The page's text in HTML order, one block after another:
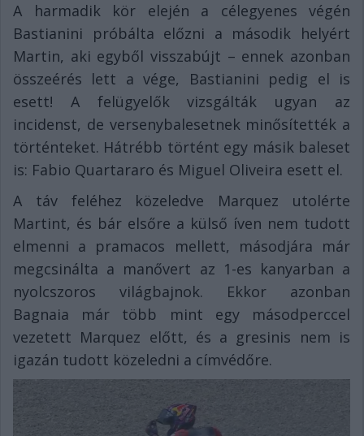
A harmadik kör elején a célegyenes végén
Bastianini próbálta előzni a második helyért
Martin, aki egyből visszabújt – ennek azonban
összeérés lett a vége, Bastianini pedig el is
esett! A felügyelők vizsgálták ugyan az
incidenst, de versenybalesetnek minősítették a
történteket. Hátrébb történt egy másik baleset
is: Fabio Quartararo és Miguel Oliveira esett el.
A táv feléhez közeledve Marquez utolérte
Martint, és bár elsőre a külső íven nem tudott
elmenni a pramacos mellett, másodjára már
megcsinálta a manővert az 1-es kanyarban a
nyolcszoros világbajnok. Ekkor azonban
Bagnaia már több mint egy másodperccel
vezetett Marquez előtt, és a gresinis nem is
igazán tudott közeledni a címvédőre.